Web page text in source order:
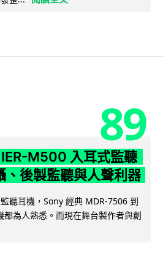
89
IER-M500 入耳式監聽
、後製監聽與人聲利器
聽耳機，Sony 經典 MDR-7506 到
為人熟悉。而現在舞台製作者與創